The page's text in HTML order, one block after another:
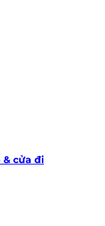
& cửa đi